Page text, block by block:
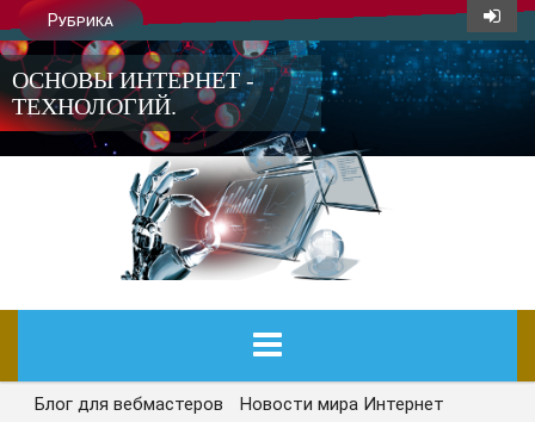
Рубрика
ОСНОВЫ ИНТЕРНЕТ -
ТЕХНОЛОГИЙ.
ГЛАВНАЯ
Блог для вебмастеров Новости мира Интернет